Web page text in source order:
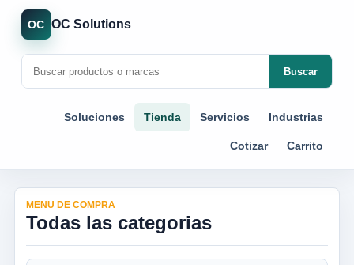
OC OC Solutions
Buscar
Soluciones Tienda Servicios Industrias
Cotizar Carrito
MENU DE COMPRA
Todas las categorias